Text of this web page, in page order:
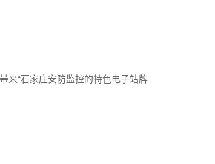
来“石家庄安防监控的特色电子站牌